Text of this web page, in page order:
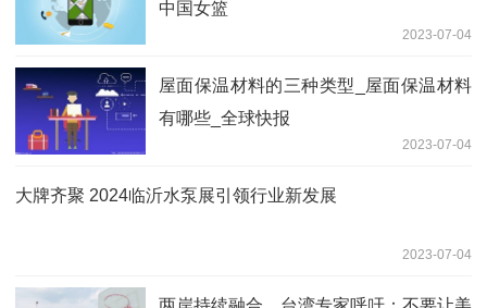
中国女篮
2023-07-04
屋面保温材料的三种类型_屋面保温材料
有哪些_全球快报
2023-07-04
大牌齐聚 2024临沂水泵展引领行业新发展
2023-07-04